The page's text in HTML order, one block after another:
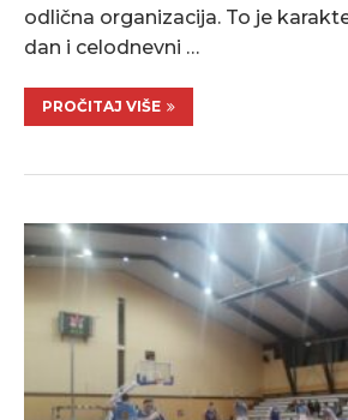
odlična organizacija. To je
dan i celodnevni …
PROČITAJ VIŠE